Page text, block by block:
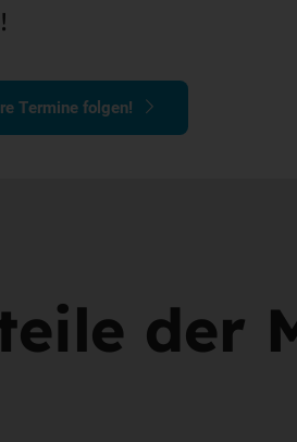
Termine folgen!
der